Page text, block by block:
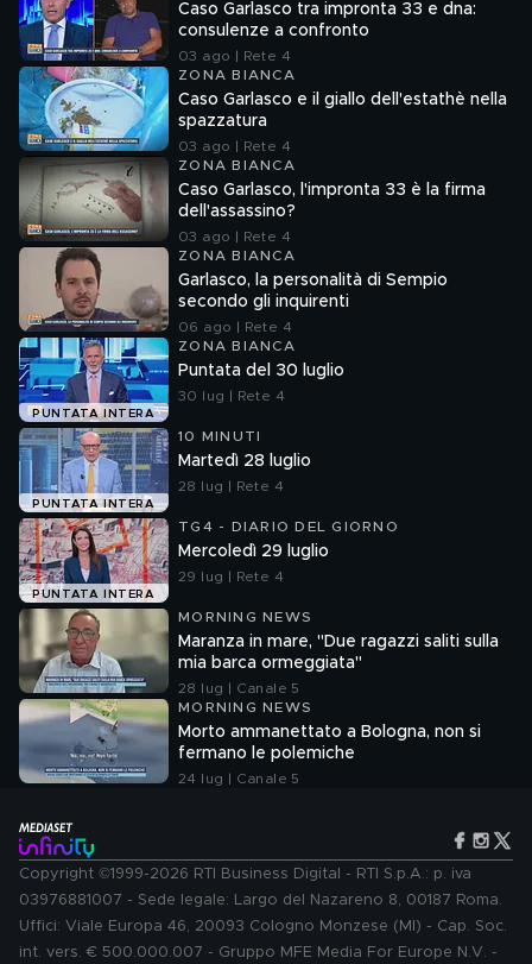
Caso Garlasco tra impronta 33 e dna:
consulenze a confronto
03 ago | Rete 4
ZONA BIANCA
Caso Garlasco e il giallo dell'estathè nella
spazzatura
03 ago | Rete 4
ZONA BIANCA
Caso Garlasco, l'impronta 33 è la firma
dell'assassino?
03 ago | Rete 4
ZONA BIANCA
Garlasco, la personalità di Sempio
secondo gli inquirenti
06 ago | Rete 4
PUNTATA INTERA
ZONA BIANCA
Puntata del 30 luglio
30 lug | Rete 4
PUNTATA INTERA
10 MINUTI
Martedì 28 luglio
28 lug | Rete 4
PUNTATA INTERA
TG4 - DIARIO DEL GIORNO
Mercoledì 29 luglio
29 lug | Rete 4
MORNING NEWS
Maranza in mare, "Due ragazzi saliti sulla
mia barca ormeggiata"
28 lug | Canale 5
MORNING NEWS
Morto ammanettato a Bologna, non si
fermano le polemiche
24 lug | Canale 5
Copyright ©1999-2026 RTI Business Digital - RTI S.p.A.: p. iva
03976881007 - Sede legale: Largo del Nazareno 8, 00187 Roma.
Uffici: Viale Europa 46, 20093 Cologno Monzese (MI) - Cap. Soc.
int. vers. € 500.000.007 - Gruppo MFE Media For Europe N.V. -